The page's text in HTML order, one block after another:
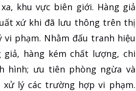
khu vực biên giới. Hàng giả
xứ khi đã lưu thông trên thị
phạm. Nhằm đấu tranh hiệu
hàng kém chất lượng, chi
hình; ưu tiên phòng ngừa và
lý các trường hợp vi phạm.